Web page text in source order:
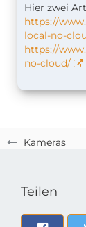
Kameras
Hier zwei
https://
local-no-
https://
no-cloud/
Teilen